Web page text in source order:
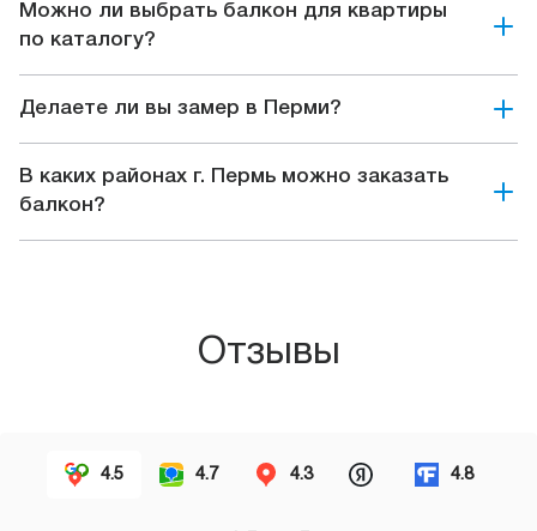
Можно ли выбрать балкон для квартиры
по каталогу?
Делаете ли вы замер в Перми?
В каких районах г. Пермь можно заказать
балкон?
Отзывы
4.5 4.7 4.3 4.8